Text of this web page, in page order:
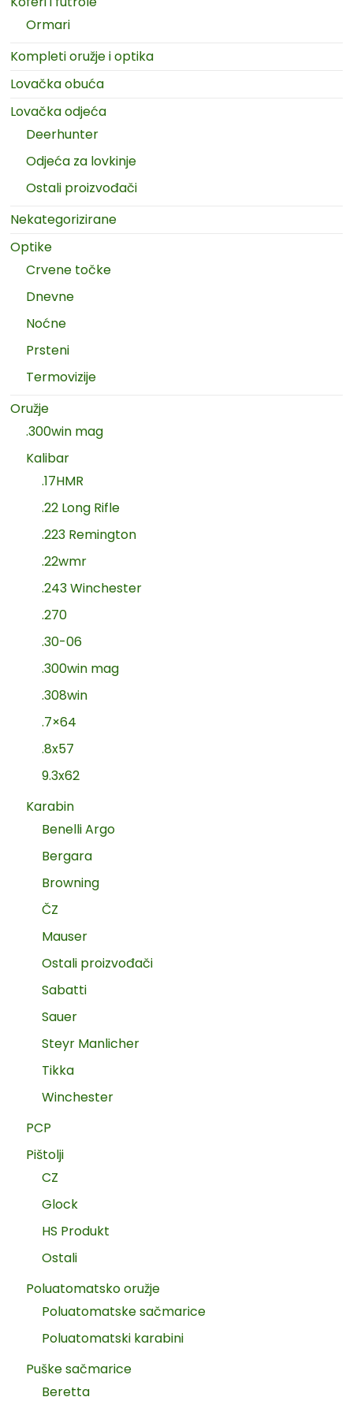
Ormari
Kompleti oružje i optika
Lovačka obuća
Lovačka odjeća
Deerhunter
Odjeća za lovkinje
Ostali proizvođači
Nekategorizirane
Optike
Crvene točke
Dnevne
Noćne
Prsteni
Termovizije
Oružje
.300win mag
Kalibar
.17HMR
.22 Long Rifle
.223 Remington
.22wmr
.243 Winchester
.270
.30-06
.300win mag
.308win
.7×64
.8x57
9.3x62
Karabin
Benelli Argo
Bergara
Browning
ČZ
Mauser
Ostali proizvođači
Sabatti
Sauer
Steyr Manlicher
Tikka
Winchester
PCP
Pištolji
CZ
Glock
HS Produkt
Ostali
Poluatomatsko oružje
Poluatomatske sačmarice
Poluatomatski karabini
Puške sačmarice
Beretta